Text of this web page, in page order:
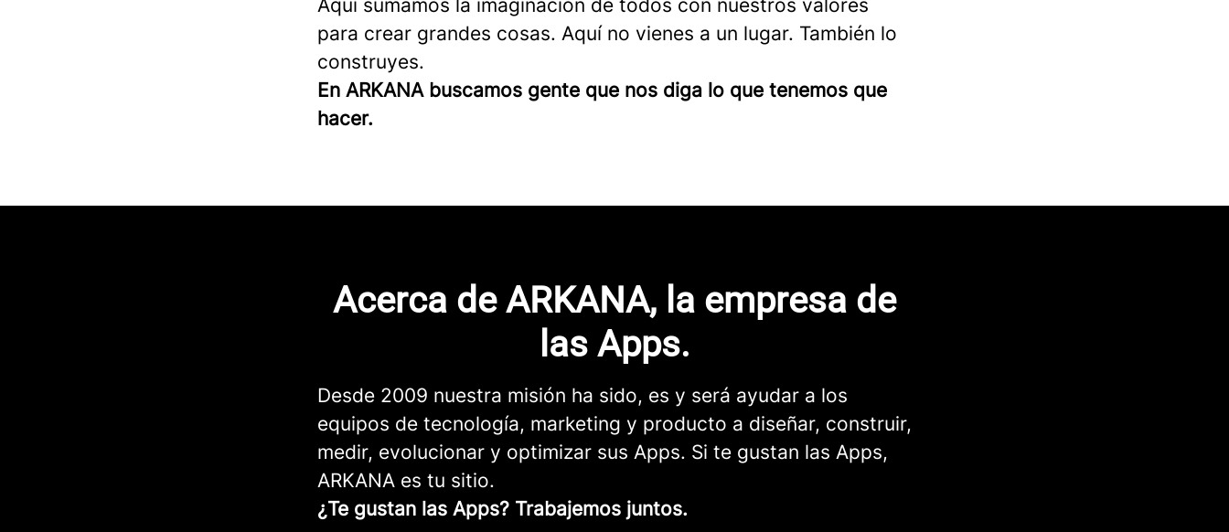
Aquí sumamos la imaginación de todos con nuestros valores
para crear grandes cosas. Aquí no vienes a un lugar. También lo
construyes.
En ARKANA buscamos gente que nos diga lo que tenemos que
hacer.
Acerca de ARKANA, la empresa de
las Apps.
Desde 2009 nuestra misión ha sido, es y será ayudar a los
equipos de tecnología, marketing y producto a diseñar, construir,
medir, evolucionar y optimizar sus Apps. Si te gustan las Apps,
ARKANA es tu sitio.
¿Te gustan las Apps? Trabajemos juntos.